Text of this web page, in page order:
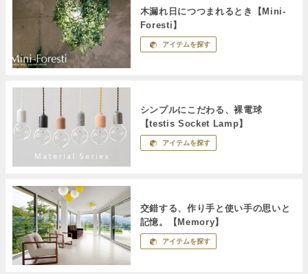
木漏れ日につつまれるとき【Mini-
Foresti】
アイテムを探す
シンプルにこだわる、裸電球
【testis Socket Lamp】
アイテムを探す
交錯する、作り手と使い手の思いと
記憶。【Memory】
アイテムを探す